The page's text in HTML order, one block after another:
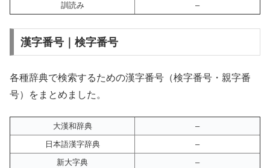
訓読み
–
漢字番号｜検字番号
各種辞典で検索するための漢字番号（検字番号・親字番
号）をまとめました。
大漢和辞典
–
日本語漢字辞典
–
新大字典
–